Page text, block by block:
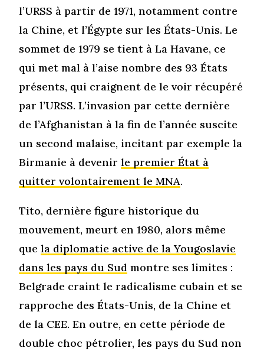
l’URSS à partir de 1971, notamment contre
la Chine, et l’Égypte sur les États-Unis. Le
sommet de 1979 se tient à La Havane, ce
qui met mal à l’aise nombre des 93 États
présents, qui craignent de le voir récupéré
par l’URSS. L’invasion par cette dernière
de l’Afghanistan à la fin de l’année suscite
un second malaise, incitant par exemple la
Birmanie à devenirle premier État à
quitter volontairement le MNA.
Tito, dernière figure historique du
mouvement, meurt en 1980, alors même
quela diplomatie active de la Yougoslavie
dans les pays du Sud montre ses limites :
Belgrade craint le radicalisme cubain et se
rapproche des États-Unis, de la Chine et
de la CEE. En outre, en cette période de
double choc pétrolier, les pays du Sud non